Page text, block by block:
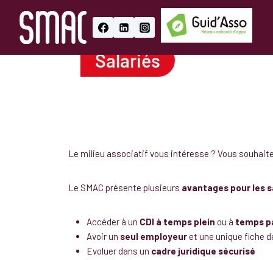
Salariés
Le milieu associatif vous intéresse ? Vous
Le SMAC présente plusieurs avantages pour les
Accéder à un CDI à temps plein ou à temps
Avoir un seul employeuret une unique fiche
Evoluer dans un cadre juridique sécurisé